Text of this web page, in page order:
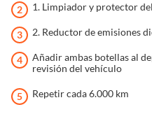
1. Limpiador y protector
2. Reductor de emisiones
Añadir ambas botellas al
revisión del vehículo
Repetir cada 6.000 km